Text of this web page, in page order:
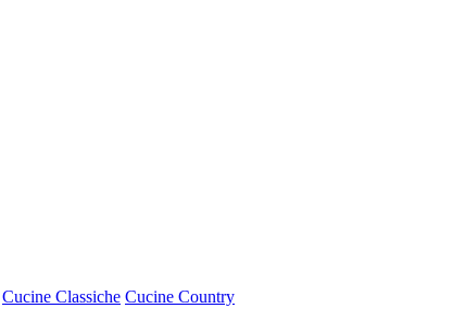
Cucine Classiche Cucine Country